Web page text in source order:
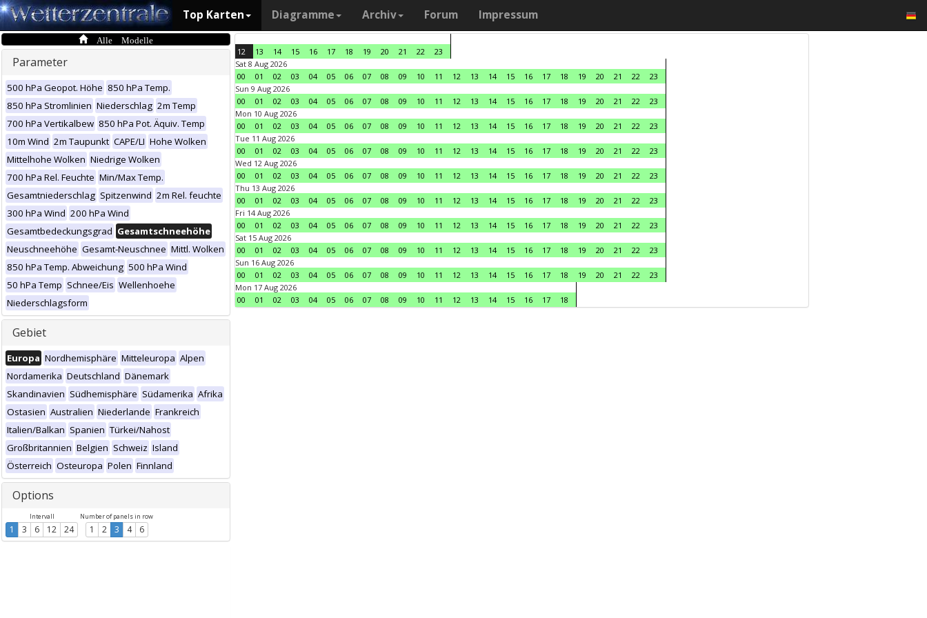
Top Karten Diagramme Archiv Forum Impressum
Alle Modelle
Parameter
500 hPa Geopot. Höhe 850 hPa Temp.
850 hPa Stromlinien Niederschlag 2m Temp
700 hPa Vertikalbew 850 hPa Pot. Äquiv. Temp
10m Wind 2m Taupunkt CAPE/LI Hohe Wolken
Mittelhohe Wolken Niedrige Wolken
700 hPa Rel. Feuchte Min/Max Temp.
Gesamtniederschlag Spitzenwind 2m Rel. feuchte
300 hPa Wind 200 hPa Wind
Gesamtbedeckungsgrad Gesamtschneehöhe
Neuschneehöhe Gesamt-Neuschnee Mittl. Wolken
850 hPa Temp. Abweichung 500 hPa Wind
50 hPa Temp Schnee/Eis Wellenhoehe
Niederschlagsform
Gebiet
Europa Nordhemisphäre Mitteleuropa Alpen
Nordamerika Deutschland Dänemark
Skandinavien Südhemisphäre Südamerika Afrika
Ostasien Australien Niederlande Frankreich
Italien/Balkan Spanien Türkei/Nahost
Großbritannien Belgien Schweiz Island
Österreich Osteuropa Polen Finnland
Options
Intervall
1 3 6 12 24
Number of panels in row
1 2 3 4 6
12 13 14 15 16 17 18 19 20 21 22
23
Sat 8 Aug 2026
00
01 02 03 04 05 06 07 08 09 10 11 12 13 14 15 16 17 18 19 20 21 22
23
Sun 9 Aug 2026
00
01 02 03 04 05 06 07 08 09 10 11 12 13 14 15 16 17 18 19 20 21 22
23
Mon 10 Aug 2026
00
01 02 03 04 05 06 07 08 09 10 11 12 13 14 15 16 17 18 19 20 21 22
23
Tue 11 Aug 2026
00
01 02 03 04 05 06 07 08 09 10 11 12 13 14 15 16 17 18 19 20 21 22
23
Wed 12 Aug 2026
00
01 02 03 04 05 06 07 08 09 10 11 12 13 14 15 16 17 18 19 20 21 22
23
Thu 13 Aug 2026
00
01 02 03 04 05 06 07 08 09 10 11 12 13 14 15 16 17 18 19 20 21 22
23
Fri 14 Aug 2026
00
01 02 03 04 05 06 07 08 09 10 11 12 13 14 15 16 17 18 19 20 21 22
23
Sat 15 Aug 2026
00
01 02 03 04 05 06 07 08 09 10 11 12 13 14 15 16 17 18 19 20 21 22
23
Sun 16 Aug 2026
00
01 02 03 04 05 06 07 08 09 10 11 12 13 14 15 16 17 18 19 20 21 22
23
Mon 17 Aug 2026
00
01 02 03 04 05 06 07 08 09 10 11 12 13 14 15 16 17 18